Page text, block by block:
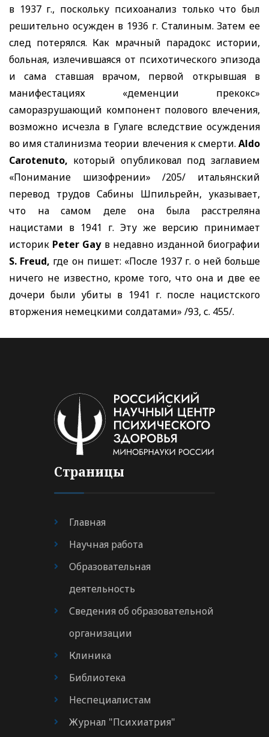
в 1937 г., поскольку психоанализ только что был
решительно осужден в 1936 г. Сталиным. Затем ее
след потерялся. Как мрачный парадокс истории,
больная, излечившаяся от психотического эпизода
и сама ставшая врачом, первой открывшая в
манифестациях «деменции прекокс»
саморазрушающий компонент полового влечения,
возможно исчезла в Гулаге вследствие осуждения
во имя сталинизма теории влечения к смерти. Aldo
Carotenuto, который опубликовал под заглавием
«Понимание шизофрении» /205/ итальянский
перевод трудов Сабины Шпильрейн, указывает,
что на самом деле она была расстреляна
нацистами в 1941 г. Эту же версию принимает
историк Peter Gay в недавно изданной биографии
S. Freud, где он пишет: «После 1937 г. о ней больше
ничего не известно, кроме того, что она и две ее
дочери были убиты в 1941 г. после нацистского
вторжения немецкими солдатами» /93, с. 455/.
Страницы
Главная
Научная работа
Образовательная
деятельность
Сведения об образовательной
организации
Клиника
Библиотека
Неспециалистам
Журнал "Психиатрия"